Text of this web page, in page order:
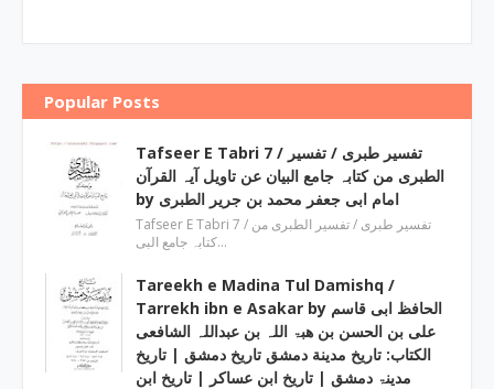
Popular Posts
Tafseer E Tabri 7 / تفسیر طبری / تفسیر
الطبری من کتابہ جامع البیان عن تاویل آیہ القرآن
by امام ابی جعفر محمد بن جریر الطبری
Tafseer E Tabri 7 / تفسیر طبری / تفسیر الطبری من
کتابہ جامع البی…
Tareekh e Madina Tul Damishq /
Tarrekh ibn e Asakar by الحافظ ابی قاسم
علی بن الحسن بن ھبۃ اللہ بن عبداللہ الشافعی
الكتاب: تاريخ مدينة دمشق تاريخ دمشق | تاریخ
مدینۃ دمشق | تاریخ ابن عساکر | تاريخ ابن